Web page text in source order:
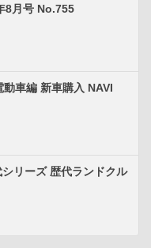
8月号 No.755
車編 新車購入 NAVI
リーズ 歴代ランドクル